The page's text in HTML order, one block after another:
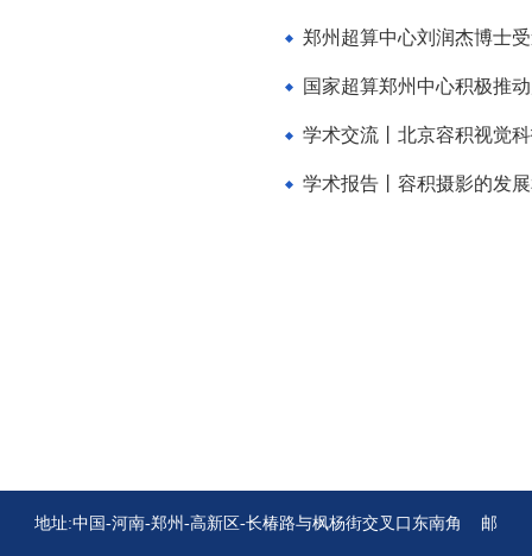
郑州超算中心刘润杰博士
国家超算郑州中心积极推
学术交流丨北京容积视觉
学术报告丨容积摄影的发
地址:中国-河南-郑州-高新区-长椿路与枫杨街交叉口东南角 邮